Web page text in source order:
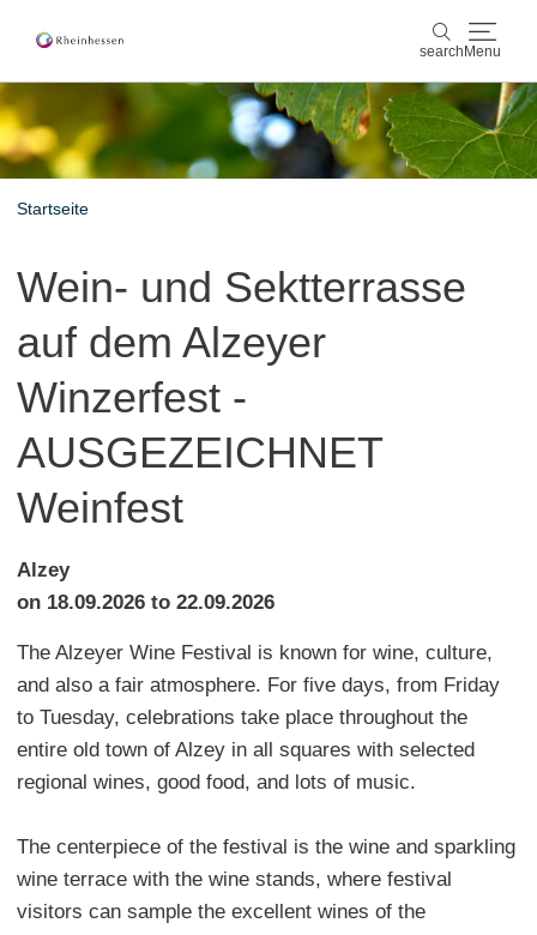
search Menu
search
wine & culinary
booking & service
Startseite
Wein- und Sektterrasse
auf dem Alzeyer
Winzerfest -
AUSGEZEICHNET
Weinfest
Alzey
on 18.09.2026 to 22.09.2026
The Alzeyer Wine Festival is known for wine, culture,
and also a fair atmosphere. For five days, from Friday
to Tuesday, celebrations take place throughout the
entire old town of Alzey in all squares with selected
regional wines, good food, and lots of music.
The centerpiece of the festival is the wine and sparkling
wine terrace with the wine stands, where festival
visitors can sample the excellent wines of the